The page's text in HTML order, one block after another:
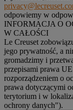
odpowiemy w
INFORMACJA O
W CAŁOŚCI
Le Creuset
jego prywatność, a
gromadzimy i
przepisami prawa
rozporządzeniem o
prawa dotyczącymi
terytorium i w
ochrony danych").